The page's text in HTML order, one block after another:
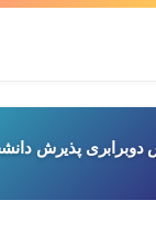
دوبرابری پذیرش